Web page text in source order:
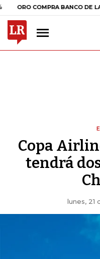
COMPRA BANCO DE LA
Copa
tendrá
lunes, 21